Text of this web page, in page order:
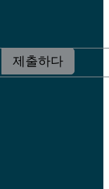
제출하다